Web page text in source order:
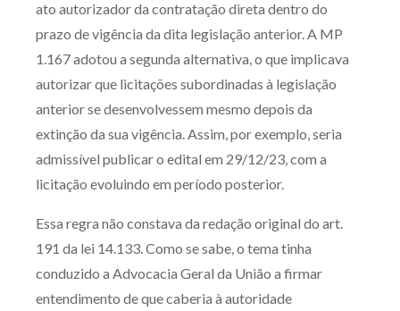
ato autorizador da contratação direta dentro do
prazo de vigência da dita legislação anterior. A MP
1.167 adotou a segunda alternativa, o que implicava
autorizar que licitações subordinadas à legislação
anterior se desenvolvessem mesmo depois da
extinção da sua vigência. Assim, por exemplo, seria
admissível publicar o edital em 29/12/23, com a
licitação evoluindo em período posterior.
Essa regra não constava da redação original do art.
191 da lei 14.133. Como se sabe, o tema tinha
conduzido a Advocacia Geral da União a firmar
entendimento de que caberia à autoridade